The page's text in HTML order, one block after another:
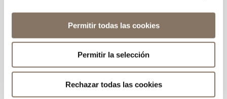
Permitir todas las cookies
Permitir la selección
Rechazar todas las cookies
Nuestra estancia en
Rafal Rubí hay sido
fantástica